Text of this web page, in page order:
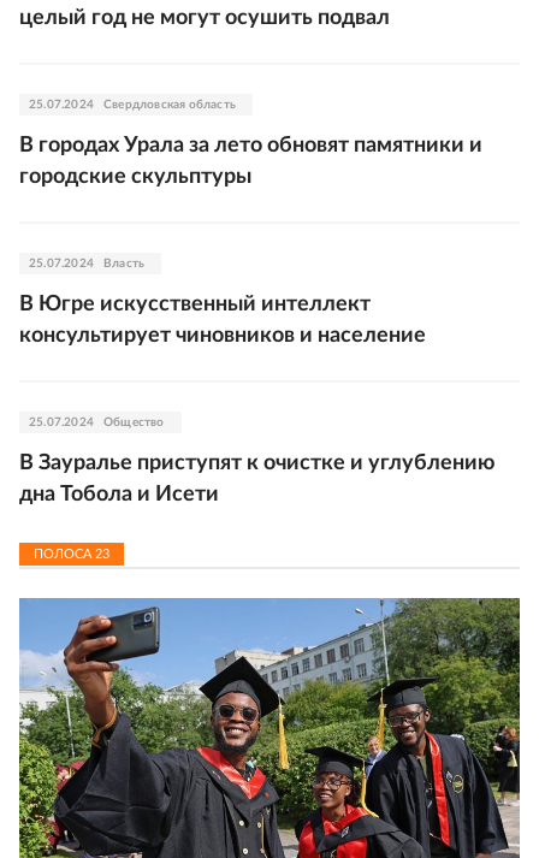
целый год не могут осушить подвал
25.07.2024 Свердловская область
В городах Урала за лето обновят памятники и
городские скульптуры
25.07.2024 Власть
В Югре искусственный интеллект
консультирует чиновников и население
25.07.2024 Общество
В Зауралье приступят к очистке и углублению
дна Тобола и Исети
ПОЛОСА 23